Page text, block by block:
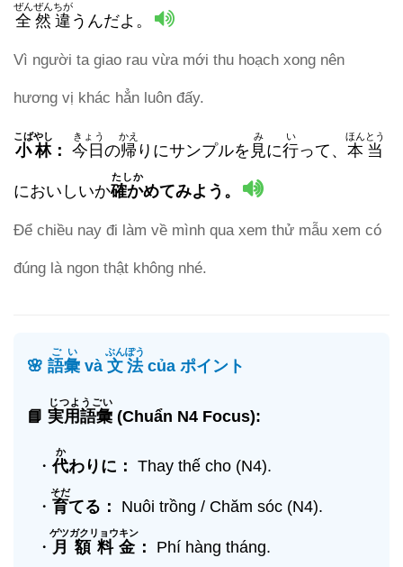
全然違
ぜんぜんちが
うんだよ。
Vì người ta giao rau vừa mới thu hoạch xong nên
hương vị khác hẳn luôn đấy.
小林
こばやし
： 今日
きょう
の帰
かえ
りにサンプルを 見
み
に行
い
って、 本当
ほんとう
においしいか確か
たしか
めてみよう。
Để chiều nay đi làm về mình qua xem thử mẫu xem có
đúng là ngon thật không nhé.
🌸 語彙
ごい
và 文法
ぶんぽう
của ポイント
📘 実用語彙
じつようごい
(Chuẩn N4 Focus):
・代
か
わりに： Thay thế cho (N4).
・ 育
そだ
てる： Nuôi trồng / Chăm sóc (N4).
・ 月額料金
ゲツガクリョウキン
： Phí hàng tháng.